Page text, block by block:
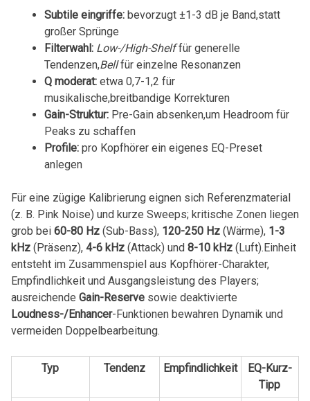
Subtile eingriffe:bevorzugt ±1-3 dB je Band,statt
großer Sprünge
Filterwahl: Low-/High-Shelffür generelle
Tendenzen,Bellfür einzelne Resonanzen
Q ⁣moderat:etwa ​0,7-1,2 für
musikalische,breitbandige Korrekturen
Gain-Struktur:Pre-Gain absenken,um Headroom für
Peaks zu schaffen
Profile:pro Kopfhörer ein eigenes​ EQ-Preset
anlegen
Für eine zügige ​Kalibrierung eignen sich Referenzmaterial
(z. B. Pink Noise) und kurze Sweeps; kritische Zonen liegen
grob bei 60-80 Hz⁢(Sub-Bass), 120-250 Hz(Wärme), 1-3
kHz⁤(Präsenz), 4-6 kHz(Attack) und 8-10 kHz(Luft).Einheit
entsteht im Zusammenspiel ⁤aus Kopfhörer-Charakter,
Empfindlichkeit und Ausgangsleistung des Players;
ausreichende Gain-Reservesowie deaktivierte
Loudness-/Enhancer-Funktionen bewahren Dynamik und
vermeiden‌ Doppelbearbeitung.
Typ Tendenz Empfindlichkeit
EQ-Kurz-
Tipp